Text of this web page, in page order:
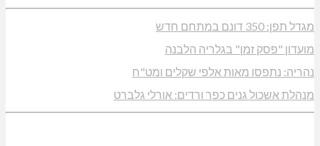
מגדל תפן: 350 דונם במתחם חדש
מועדון "פסק זמן" בגלריה הלבנה
נהריה: נתפסו מאות אלפי שקלים ומט"ח
מנהלת אשכול גנים כפר ורדים: אורלי גלברט